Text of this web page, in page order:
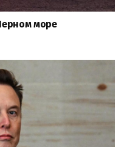
море